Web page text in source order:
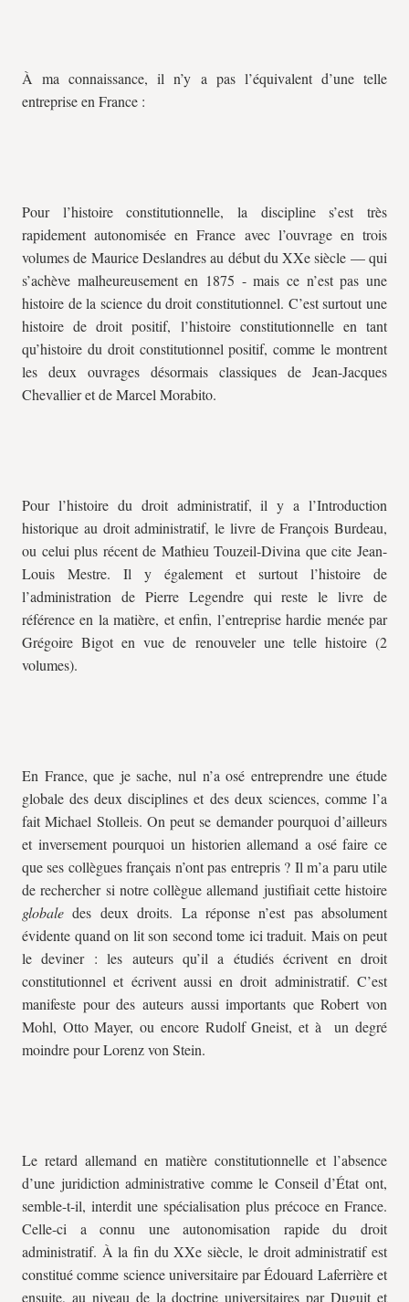
À ma connaissance, il n’y a pas l’équivalent d’une telle
entreprise en France :
Pour l’histoire constitutionnelle, la discipline s’est très
rapidement autonomisée en France avec l’ouvrage en trois
volumes de Maurice Deslandres au début du XXe siècle — qui
s’achève malheureusement en 1875 - mais ce n’est pas une
histoire de la science du droit constitutionnel. C’est surtout une
histoire de droit positif, l’histoire constitutionnelle en tant
qu’histoire du droit constitutionnel positif, comme le montrent
les deux ouvrages désormais classiques de Jean-Jacques
Chevallier et de Marcel Morabito.
Pour l’histoire du droit administratif, il y a l’Introduction
historique au droit administratif, le livre de François Burdeau,
ou celui plus récent de Mathieu Touzeil-Divina que cite Jean-
Louis Mestre. Il y également et surtout l’histoire de
l’administration de Pierre Legendre qui reste le livre de
référence en la matière, et enfin, l’entreprise hardie menée par
Grégoire Bigot en vue de renouveler une telle histoire (2
volumes).
En France, que je sache, nul n’a osé entreprendre une étude
globale des deux disciplines et des deux sciences, comme l’a
fait Michael Stolleis. On peut se demander pourquoi d’ailleurs
et inversement pourquoi un historien allemand a osé faire ce
que ses collègues français n’ont pas entrepris ? Il m’a paru utile
de rechercher si notre collègue allemand justifiait cette histoire
globale des deux droits. La réponse n’est pas absolument
évidente quand on lit son second tome ici traduit. Mais on peut
le deviner : les auteurs qu’il a étudiés écrivent en droit
constitutionnel et écrivent aussi en droit administratif. C’est
manifeste pour des auteurs aussi importants que Robert von
Mohl, Otto Mayer, ou encore Rudolf Gneist, et à un degré
moindre pour Lorenz von Stein.
Le retard allemand en matière constitutionnelle et l’absence
d’une juridiction administrative comme le Conseil d’État ont,
semble-t-il, interdit une spécialisation plus précoce en France.
Celle-ci a connu une autonomisation rapide du droit
administratif. À la fin du XXe siècle, le droit administratif est
constitué comme science universitaire par Édouard Laferrière et
ensuite, au niveau de la doctrine universitaires par Duguit et